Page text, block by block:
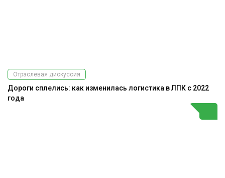
Отраслевая дискуссия
Дороги сплелись: как изменилась логистика в ЛПК с 2022
года